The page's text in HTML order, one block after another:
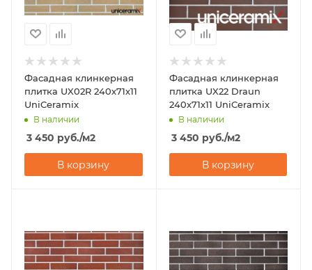
Фасадная клинкерная
плитка UX02R 240х71х11
UniCeramix
В наличии
3 450 руб./м2
В корзину
Фасадная клинкерная
плитка UX22 Draun
240х71х11 UniCeramix
В наличии
3 450 руб./м2
В корзину